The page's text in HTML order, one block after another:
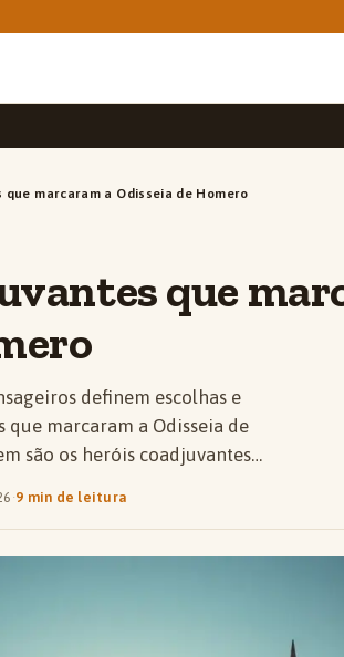
marcaram a Odisseia de Homero
que
definem escolhas e
que marcaram a Odisseia de
são os heróis coadjuvantes…
·9 min de leitura